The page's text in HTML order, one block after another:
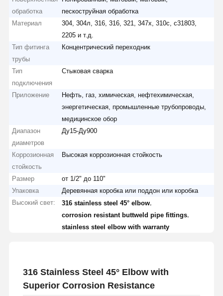
обработка
пескоструйная обработка
Материал
304, 304л, 316, 316, 321, 347х, 310с, с31803,
2205 и т.д.
Тип фитинга
трубы
Концентрический переходник
Тип
подключения
Стыковая сварка
Приложение
Нефть, газ, химическая, нефтехимическая,
энергетическая, промышленные трубопроводы,
медицинское обор
Диапазон
диаметров
Ду15-Ду900
Коррозионная
стойкость
Высокая коррозионная стойкость
Размер
от 1/2" до 110"
Упаковка
Деревянная коробка или поддон или коробка
Высокий свет:
316 stainless steel 45° elbow
corrosion resistant buttweld pipe fittings
stainless steel elbow with warranty
316 Stainless Steel 45° Elbow with
Superior Corrosion Resistance